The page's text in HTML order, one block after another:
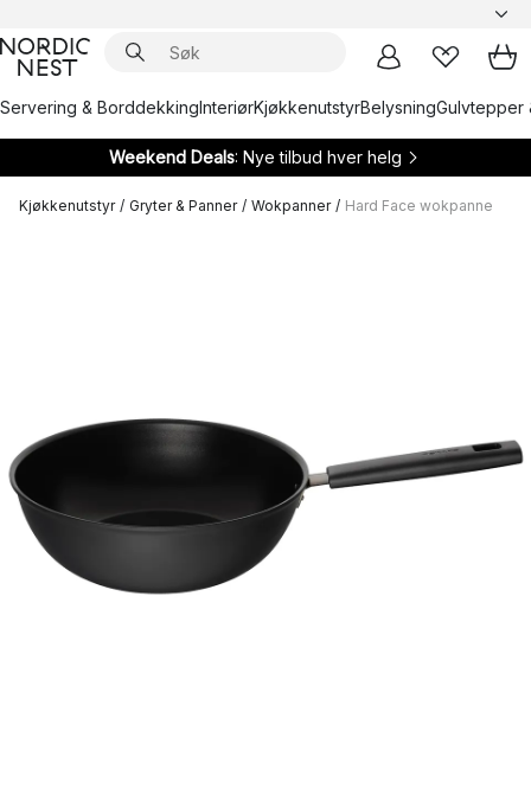
Servering & BorddekkingInteriørKjøkkenutstyrBelysningGulvtepper
Weekend Deals: Nye tilbud hver helg
Kjøkkenutstyr / Gryter & Panner / Wokpanner / Hard Face wokpanne